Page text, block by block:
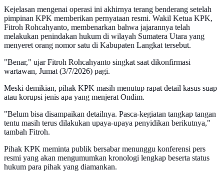
Kejelasan mengenai operasi ini akhirnya terang benderang setelah
pimpinan KPK memberikan pernyataan resmi. Wakil Ketua KPK,
Fitroh Rohcahyanto, membenarkan bahwa jajarannya telah
melakukan penindakan hukum di wilayah Sumatera Utara yang
menyeret orang nomor satu di Kabupaten Langkat tersebut.
"Benar," ujar Fitroh Rohcahyanto singkat saat dikonfirmasi
wartawan, Jumat (3/7/2026) pagi.
Meski demikian, pihak KPK masih menutup rapat detail kasus suap
atau korupsi jenis apa yang menjerat Ondim.
"Belum bisa disampaikan detailnya. Pasca-kegiatan tangkap tangan
tentu masih terus dilakukan upaya-upaya penyidikan berikutnya,"
tambah Fitroh.
Pihak KPK meminta publik bersabar menunggu konferensi pers
resmi yang akan mengumumkan kronologi lengkap beserta status
hukum para pihak yang diamankan.